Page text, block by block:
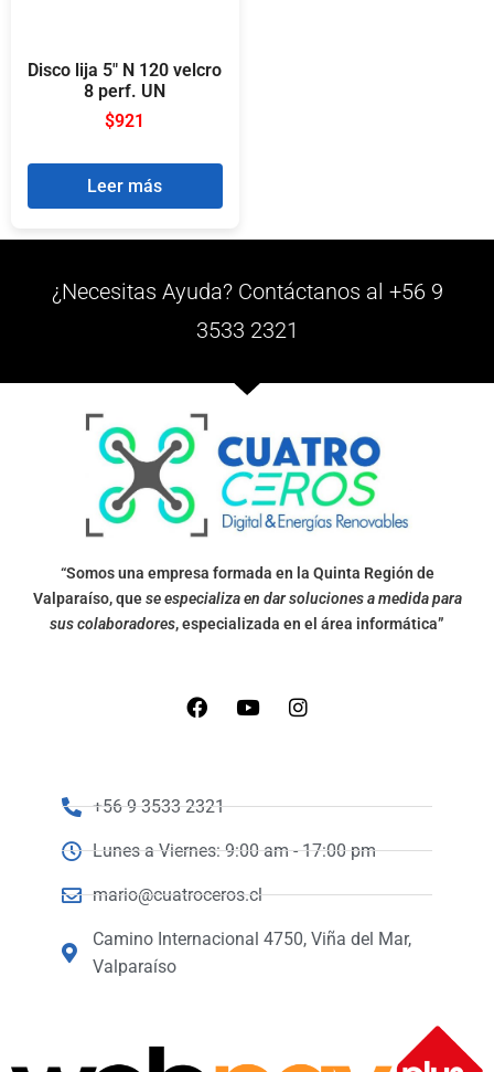
Disco lija 5″ N 120 velcro
8 perf. UN
$921
Leer más
¿Necesitas Ayuda? Contáctanos al +56 9
3533 2321
“Somos una empresa formada en la Quinta Región de
Valparaíso, quese especializa en dar soluciones a medida para
sus colaboradores, especializada en el área informática”
+56 9 3533 2321
Lunes a Viernes: 9:00 am - 17:00 pm
mario@cuatroceros.cl
Camino Internacional 4750, Viña del Mar,
Valparaíso